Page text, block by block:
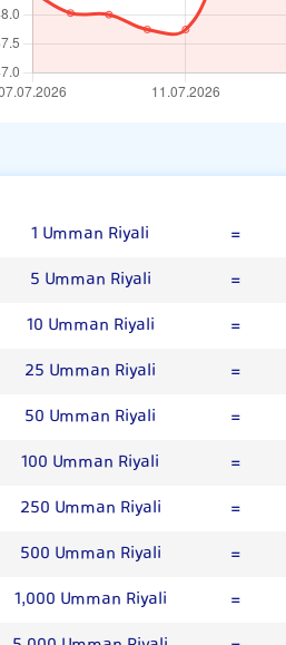
1 Umman Riyali =
5 Umman Riyali
=
10 Umman Riyali
=
25 Umman Riyali
=
50 Umman Riyali
=
100 Umman Riyali
=
250 Umman Riyali
=
500 Umman Riyali
=
1,000 Umman Riyali
=